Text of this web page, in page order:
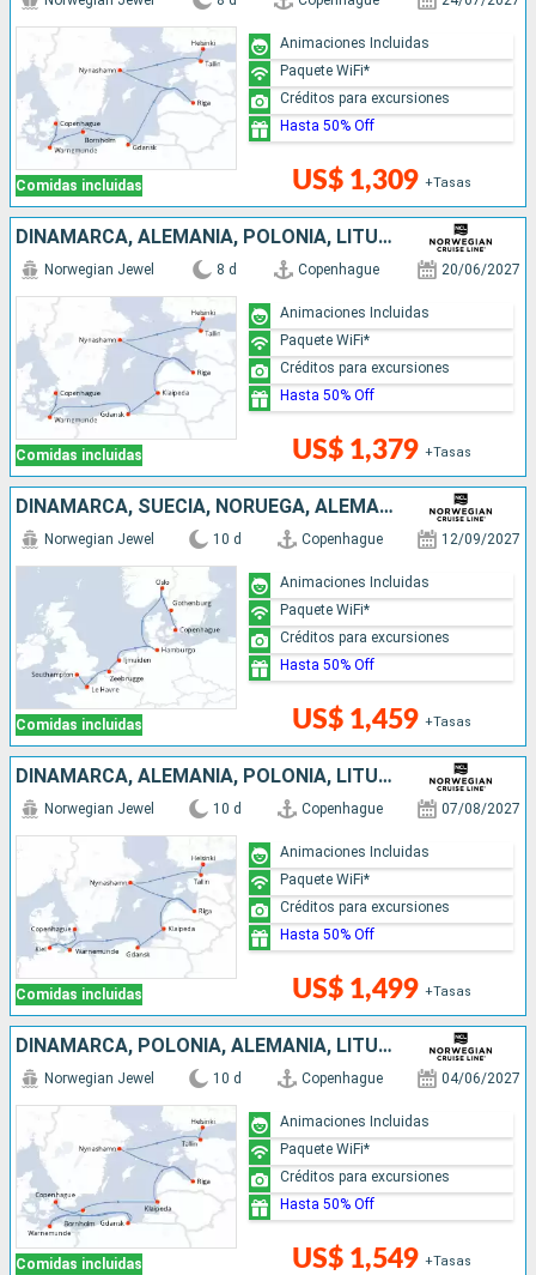
Comidas incluidas US$ 1,309 +Tasas
Animaciones Incluidas
Paquete WiFi*
Créditos para excursiones
Hasta 50% Off
DINAMARCA, ALEMANIA, POLONIA, LITUANIA, LETONIA, SUECIA, ESTONIA, FINLANDIA
Comidas incluidas
Norwegian Jewel 8 d Copenhague 20/06/2027
US$ 1,379 +Tasas
Animaciones Incluidas
Paquete WiFi*
Créditos para excursiones
Hasta 50% Off
DINAMARCA, SUECIA, NORUEGA, ALEMANIA, PAISES BAJOS, BÉLGICA, FRANCIA, REINO UNIDO
Comidas incluidas
Norwegian Jewel 10 d Copenhague 12/09/2027
US$ 1,459 +Tasas
Animaciones Incluidas
Paquete WiFi*
Créditos para excursiones
Hasta 50% Off
DINAMARCA, ALEMANIA, POLONIA, LITUANIA, LETONIA, SUECIA, ESTONIA, FINLANDIA
Comidas incluidas
Norwegian Jewel 10 d Copenhague 07/08/2027
US$ 1,499 +Tasas
Animaciones Incluidas
Paquete WiFi*
Créditos para excursiones
Hasta 50% Off
DINAMARCA, POLONIA, ALEMANIA, LITUANIA, LETONIA, SUECIA, ESTONIA, FINLANDIA
Comidas incluidas
Norwegian Jewel 10 d Copenhague 04/06/2027
US$ 1,549 +Tasas
Animaciones Incluidas
Paquete WiFi*
Créditos para excursiones
Hasta 50% Off